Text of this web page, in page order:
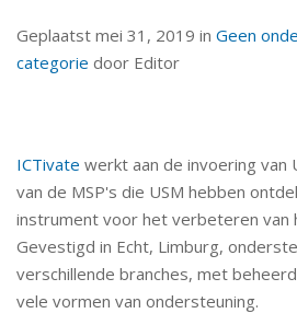
Geplaatst mei 31, 2019 in Geen
categorie door Editor
ICTivate werkt aan de invoering van
van de MSP's die USM hebben
instrument voor het verbeteren van
Gevestigd in Echt, Limburg,
verschillende branches, met
vele vormen van ondersteuning.